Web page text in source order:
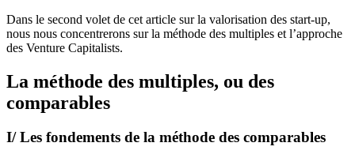
Dans le second volet de cet article sur la valorisation des start-up,
nous nous concentrerons sur la méthode des multiples et l’approche
des Venture Capitalists.
La méthode des multiples, ou des
comparables
I/ Les fondements de la méthode des comparables